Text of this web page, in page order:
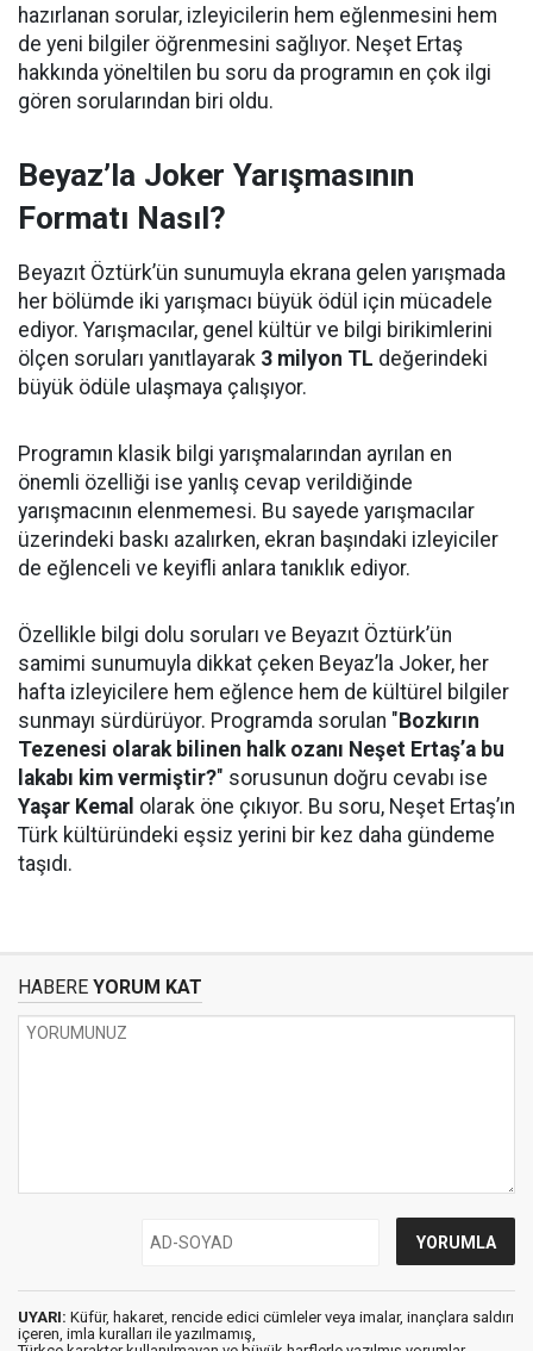
hazırlanan sorular, izleyicilerin hem eğlenmesini hem
de yeni bilgiler öğrenmesini sağlıyor. Neşet Ertaş
hakkında yöneltilen bu soru da programın en çok ilgi
gören sorularından biri oldu.
Beyaz’la Joker Yarışmasının
Formatı Nasıl?
Beyazıt Öztürk’ün sunumuyla ekrana gelen yarışmada
her bölümde iki yarışmacı büyük ödül için mücadele
ediyor. Yarışmacılar, genel kültür ve bilgi birikimlerini
ölçen soruları yanıtlayarak 3 milyon TL değerindeki
büyük ödüle ulaşmaya çalışıyor.
Programın klasik bilgi yarışmalarından ayrılan en
önemli özelliği ise yanlış cevap verildiğinde
yarışmacının elenmemesi. Bu sayede yarışmacılar
üzerindeki baskı azalırken, ekran başındaki izleyiciler
de eğlenceli ve keyifli anlara tanıklık ediyor.
Özellikle bilgi dolu soruları ve Beyazıt Öztürk’ün
samimi sunumuyla dikkat çeken Beyaz’la Joker, her
hafta izleyicilere hem eğlence hem de kültürel bilgiler
sunmayı sürdürüyor. Programda sorulan " Bozkırın
Tezenesi olarak bilinen halk ozanı Neşet Ertaş’a bu
lakabı kim vermiştir?" sorusunun doğru cevabı ise
Yaşar Kemal olarak öne çıkıyor. Bu soru, Neşet Ertaş’ın
Türk kültüründeki eşsiz yerini bir kez daha gündeme
taşıdı.
HABERE YORUM KAT
UYARI: Küfür, hakaret, rencide edici cümleler veya imalar, inançlara saldırı
içeren, imla kuralları ile yazılmamış,